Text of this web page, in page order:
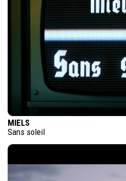
MIELS
Sans soleil